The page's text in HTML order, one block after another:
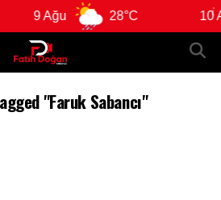
9 Ağu 28°C 10
"Faruk Sabancı"